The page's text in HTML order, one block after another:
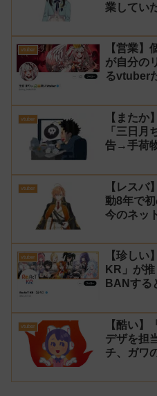
業してい
vtuber
【営業】
が自分の
るvtuber
vtuber
【またか
「三日月
告→手荷
vtuber
【レス
動8年で
今のネッ
vtuber
【珍し
KR」が
BANする
vtuber
【酷い】
デザを担
チ、ガワ